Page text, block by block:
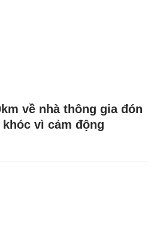
về nhà thông gia đón
vì cảm động